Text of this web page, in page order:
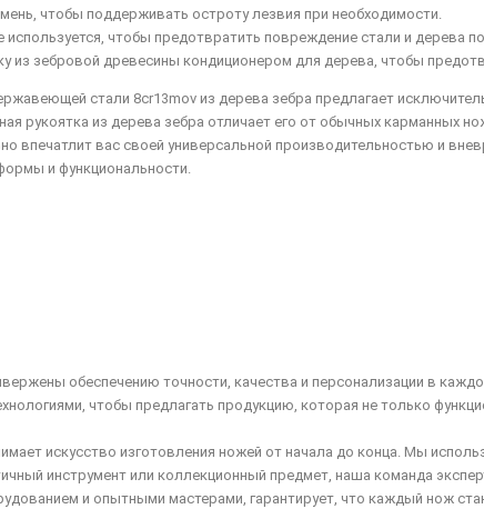
чтобы поддерживать остроту лезвия при необходимости.
используется, чтобы предотвратить повреждение стали и дерева
из зебровой древесины кондиционером для дерева, чтобы
стали 8cr13mov из дерева зебра предлагает
рукоятка из дерева зебра отличает его от обычных
впечатлит вас своей универсальной производительностью и
и функциональности.
обеспечению точности, качества и персонализации в
чтобы предлагать продукцию, которая не только
искусство изготовления ножей от начала до конца. Мы
инструмент или коллекционный предмет, наша команда
и опытными мастерами, гарантирует, что каждый нож